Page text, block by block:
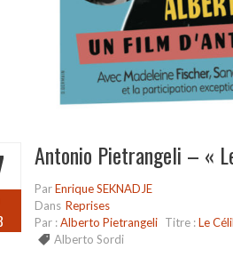
Antonio Pietrangeli – «
ParEnrique SEKNADJE
Dans Reprises
Par :Alberto Pietrangeli Titre :Le
Alberto Sordi